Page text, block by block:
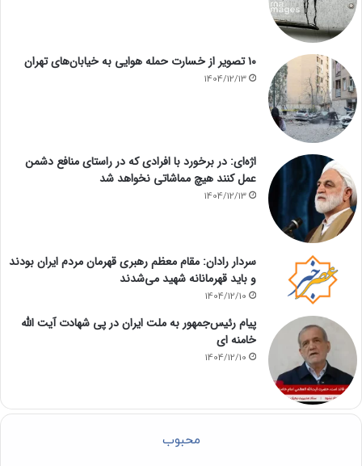
۱۰ تصویر از خسارت حمله هوایی به خیابان‌های تهران
1404/12/13
اژه‌ای: در برخورد با افرادی که در راستای منافع دشمن
عمل کنند هیچ مماشاتی نخواهد شد
1404/12/13
سردار رادان: مقام معظم رهبری قهرمان مردم ایران بودند
و باید قهرمانانه شهید می‌شدند
1404/12/10
پیام رئیس‌جمهور به ملت ایران در پی شهادت آیت الله
خامنه ای
1404/12/10
محبوب